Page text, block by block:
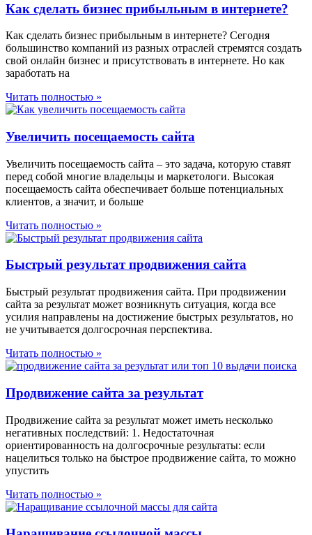
Как сделать бизнес прибыльным в интернете?
Как сделать бизнес прибыльным в интернете? Сегодня
большинство компаний из разных отраслей стремятся создать
свой онлайн бизнес и присутствовать в интернете. Но как
заработать на
Читать полностью »
Увеличить посещаемость сайта
Увеличить посещаемость сайта – это задача, которую ставят
перед собой многие владельцы и маркетологи. Высокая
посещаемость сайта обеспечивает больше потенциальных
клиентов, а значит, и больше
Читать полностью »
Быстрый результат продвижения сайта
Быстрый результат продвижения сайта. При продвижении
сайта за результат может возникнуть ситуация, когда все
усилия направлены на достижение быстрых результатов, но
не учитывается долгосрочная перспектива.
Читать полностью »
Продвижение сайта за результат
Продвижение сайта за результат может иметь несколько
негативных последствий: 1. Недостаточная
ориентированность на долгосрочные результаты: если
нацелиться только на быстрое продвижение сайта, то можно
упустить
Читать полностью »